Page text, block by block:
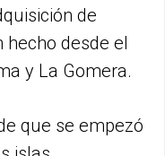
de
desde el
y La Gomera.
que se empezó